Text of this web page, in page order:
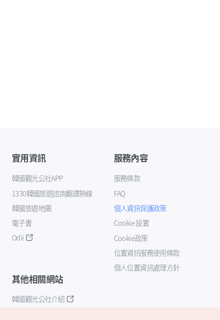
實用資訊
韓國觀光公社APP
1330韓國旅遊諮詢翻譯熱線
韓國旅遊地圖
電子書
Odii
服務內容
服務條款
FAQ
個人資訊保護政策
Cookie 設置
Cookie政策
位置資訊服務使用條款
個人位置資訊處理方針
其他相關網站
韓國觀光公社介紹